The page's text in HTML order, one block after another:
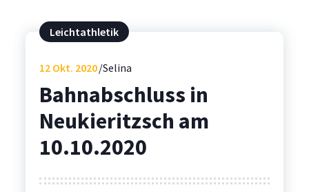
Leichtathletik
12Okt. 2020 Selina
Bahnabschluss in
Neukieritzsch am
10.10.2020